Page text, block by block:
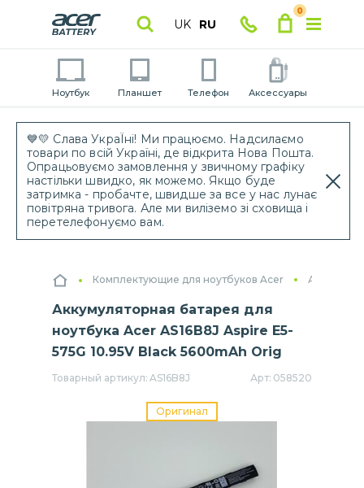
💙💛 Слава УкраЇні! Ми працюємо. Надсилаємо
товари по всій Україні, де відкрита Нова Пошта.
Опрацьовуємо замовлення у звичному графіку
настільки швидко, як можемо. Якщо буде
затримка - пробачте, швидше за все у нас лунає
повітряна тривога. Але ми виліземо зі сховища і
перетелефонуємо вам.
UK RU
0
Ноутбук Планшет Телефон Аксессуары
Комплектующие для ноутбуков Acer
Аккумуляторная батарея для
ноутбука Acer AS16B8J Aspire E5-
575G 10.95V Black 5600mAh Orig
Товарный артикул: AS16B8J Арт: 058520
Оригинал